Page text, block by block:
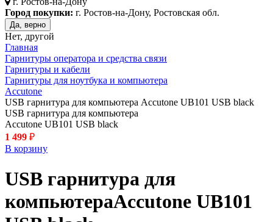
Город покупки: г. Ростов-на-Дону, Ростовская обл.
Да, верно
Нет, другой
Главная
Гарнитуры оператора и средства связи
Гарнитуры и кабели
Гарнитуры для ноутбука и компьютера
Accutone
USB гарнитура для компьютера Accutone UB101 USB black
USB гарнитура для компьютера
Accutone UB101 USB black
1 499 ₽
В корзину
USB гарнитура для
компьютераAccutone UB101